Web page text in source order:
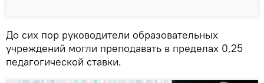
До сих пор руководители образовательных
учреждений могли преподавать в пределах 0,25
педагогической ставки.